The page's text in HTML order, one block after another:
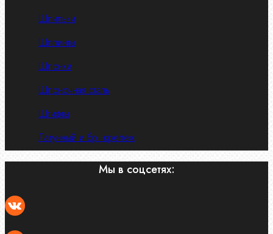
Шпильки
Шплинты
Шпонки
Шпоночная сталь
Штифты
Латунный и бр. крепеж
Мы в соцсетях: